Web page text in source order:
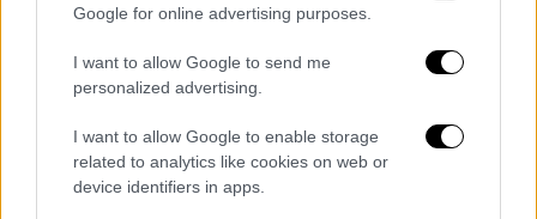
Google for online advertising purposes.
I want to allow Google to send me
personalized advertising.
I want to allow Google to enable storage
related to analytics like cookies on web or
device identifiers in apps.
Όπως επισημαίνεται στη σύμβαση, η
διακοπεί ή να τροποποιηθεί χωρίς
προγραμματισμένων εργασιών ή
παρατεταμένου προβλήματος στο δίκτυο ή
λόγω αδυναμιας του ΟΣΕ να εκτελέσει τα